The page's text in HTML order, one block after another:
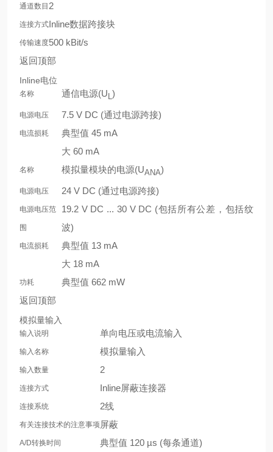
通道数目 2
连接方式Inline数据跨接块
传输速度500 kBit/s
返回顶部
Inline电位
名称 通信电源(U L)
电源电压 7.5 V DC (通过电源跨接)
电流损耗
典型值 45 mA
大 60 mA
名称 模拟量模块的电源(UANA)
电源电压 24 V DC (通过电源跨接)
电源电压范
围
19.2 V DC ... 30 V DC (包括所有公差，包括纹
波)
电流损耗
典型值 13 mA
大 18 mA
功耗
典型值 662 mW
返回顶部
模拟量输入
输入说明 单向电压或电流输入
输入名称 模拟量输入
输入数量 2
连接方式 Inline屏蔽连接器
连接系统 2线
有关连接技术的注意事项 屏蔽
A/D转换时间 典型值 120 µs (每条通道)